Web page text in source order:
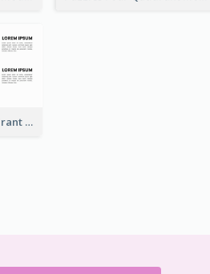
Hexagonal Four Quadrant Model